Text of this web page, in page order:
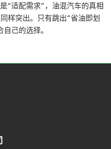
“适配需求”，油混汽车的真相
样突出。只有跳出“省油即划
己的选择。